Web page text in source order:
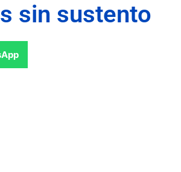
sin sustento